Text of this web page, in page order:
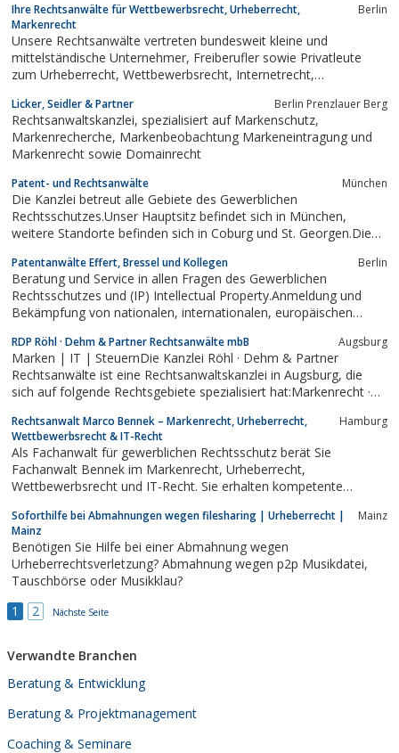
Datenschutzrecht, Recht zum Schutz von
Geschäftsgeheimnissen sowie im Äußerungsrecht.
Ihre Rechtsanwälte für Wettbewerbsrecht, Urheberrecht,
Markenrecht
Berlin
Unsere Rechtsanwälte vertreten bundesweit kleine und
mittelständische Unternehmer, Freiberufler sowie Privatleute
zum Urheberrecht, Wettbewerbsrecht, Internetrecht,
“Ebay-Recht” und Vertragsrecht.
Licker, Seidler & Partner Berlin Prenzlauer Berg
Rechtsanwaltskanzlei, spezialisiert auf Markenschutz,
Markenrecherche, Markenbeobachtung Markeneintragung und
Markenrecht sowie Domainrecht
Patent- und Rechtsanwälte München
Die Kanzlei betreut alle Gebiete des Gewerblichen
Rechtsschutzes.Unser Hauptsitz befindet sich in München,
weitere Standorte befinden sich in Coburg und St. Georgen.Die
technischen Bereichen.
Patentanwälte Effert, Bressel und Kollegen Berlin
Beratung und Service in allen Fragen des Gewerblichen
Rechtsschutzes und (IP) Intellectual Property.Anmeldung und
Bekämpfung von nationalen, internationalen, europäischen
amtlich, gerichtlich und außergerichtlich. Beratung zu
Erfindungen, Lizenzen und Verträgen.
RDP Röhl · Dehm & Partner Rechtsanwälte mbB Augsburg
Marken | IT | SteuernDie Kanzlei Röhl · Dehm & Partner
Rechtsanwälte ist eine Rechtsanwaltskanzlei in Augsburg, die
sich auf folgende Rechtsgebiete spezialisiert hat:Markenrecht ·
Datenschutzrechtgewerblicher Rechtsschutz ·
Wettbewerbsrecht...
Rechtsanwalt Marco Bennek – Markenrecht, Urheberrecht,
Wettbewerbsrecht & IT-Recht
Hamburg
Als Fachanwalt für gewerblichen Rechtsschutz berät Sie
Fachanwalt Bennek im Markenrecht, Urheberrecht,
Wettbewerbsrecht und IT-Recht. Sie erhalten kompetente
nationaler oder internationaler Ebene. Auch bei Abmahnungen
erhalten Sie tatkräftige Unterstützung. Termine...
Soforthilfe bei Abmahnungen wegen filesharing | Urheberrecht |
Mainz
Mainz
Benötigen Sie Hilfe bei einer Abmahnung wegen
Urheberrechtsverletzung? Abmahnung wegen p2p Musikdatei,
Tauschbörse oder Musikklau?
1
2 Nächste Seite
Verwandte Branchen
Beratung & Entwicklung
Beratung & Projektmanagement
Coaching & Seminare